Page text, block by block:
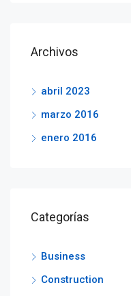
Archivos
abril 2023
marzo 2016
enero 2016
Categorías
Business
Construction